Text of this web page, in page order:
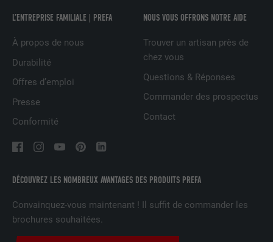
DÉCOUVREZ LES NOMBREUX AVANTAGES DES PRODUITS PREFA
Convainquez-vous maintenant ! Il suffit de commander les
brochures souhaitées.
L’ENTREPRISE FAMILIALE | PREFA
À propos de nous
Durabilité
Offres d’emploi
Presse
Conformité
NOUS VOUS OFFRONS NOTRE AIDE
Trouver un artisan près de
chez vous
Questions & Réponses
Commander des prospectus
Contact
NOM UserMatchHistory
FOURNISSEUR
EXPIRATION
UTILITÉ
plusieurs sites Internet afin d'afficher de
l'utilisateur.
FOURNISSEUR